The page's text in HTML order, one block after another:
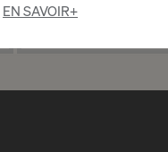
INSCRIPTION
EN SAVOIR+